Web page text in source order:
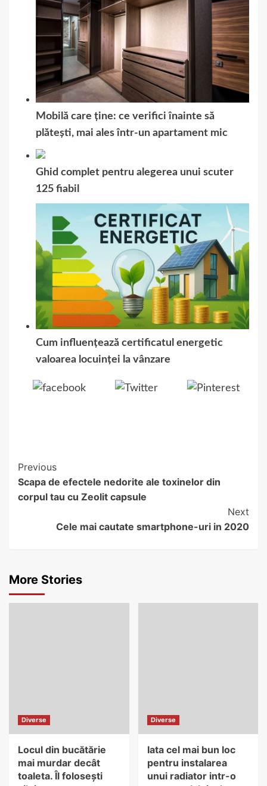
Mobilă care ține: ce verifici înainte să
plătești, mai ales într-un apartament mic
Ghid complet pentru alegerea unui scuter
125 fiabil
Cum influențează certificatul energetic
valoarea locuinței la vânzare
Continue
Reading
Previous
Scapa de efectele nedorite ale toxinelor din
corpul tau cu Zeolit capsule
Next
Cele mai cautate smartphone-uri in 2020
More Stories
Diverse
Locul din bucătărie
mai murdar decât
toaleta. Îl folosești
Diverse
Iata cel mai bun loc
pentru instalarea
unui radiator intr-o